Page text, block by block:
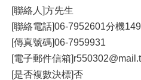
[聯絡人]方先生
[聯絡電話]06-7952601分機149
[傳真號碼]06-7959931
[電子郵件信箱
[是否複數決標]否